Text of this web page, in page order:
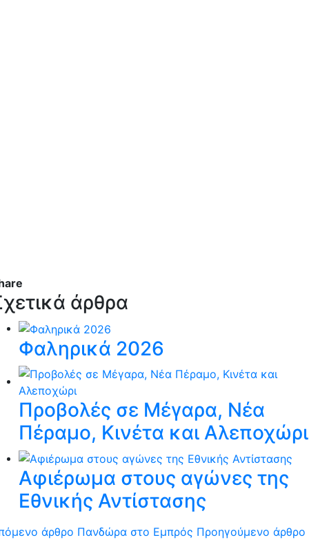
άρθρα
Φαληρικά 2026
Προβολές σε Μέγαρα, Νέα
Πέραμο, Κινέτα και Αλεποχώρι
Aφιέρωμα στους αγώνες της
Εθνικής Αντίστασης
άρθρο Πανδώρα στο Εμπρός Προηγούμενο άρθρο